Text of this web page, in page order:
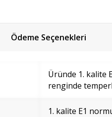
Ödeme Seçenekleri
Üründe 1. kalite
renginde
1. kalite E1